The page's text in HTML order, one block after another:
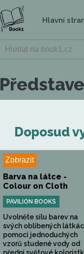
Hlavní
Doposud
Zobrazit
Barva na látce -
Colour on Cloth
PAVILION BOOKS
Uvolněte sílu barev na
svých oblíbených
pomocí jednoduchých
vzorů studené vody od